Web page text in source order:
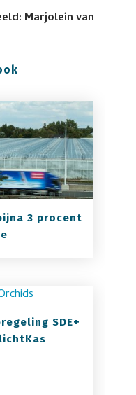
Marjolein van
3 procent
SDE+